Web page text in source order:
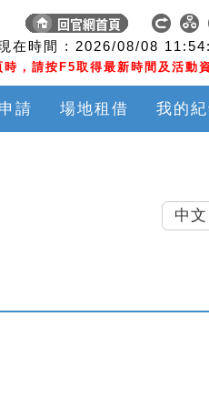
在時間 : 2026/08/08
，請按F5取得最新時間及活動
請 場地租借 我的